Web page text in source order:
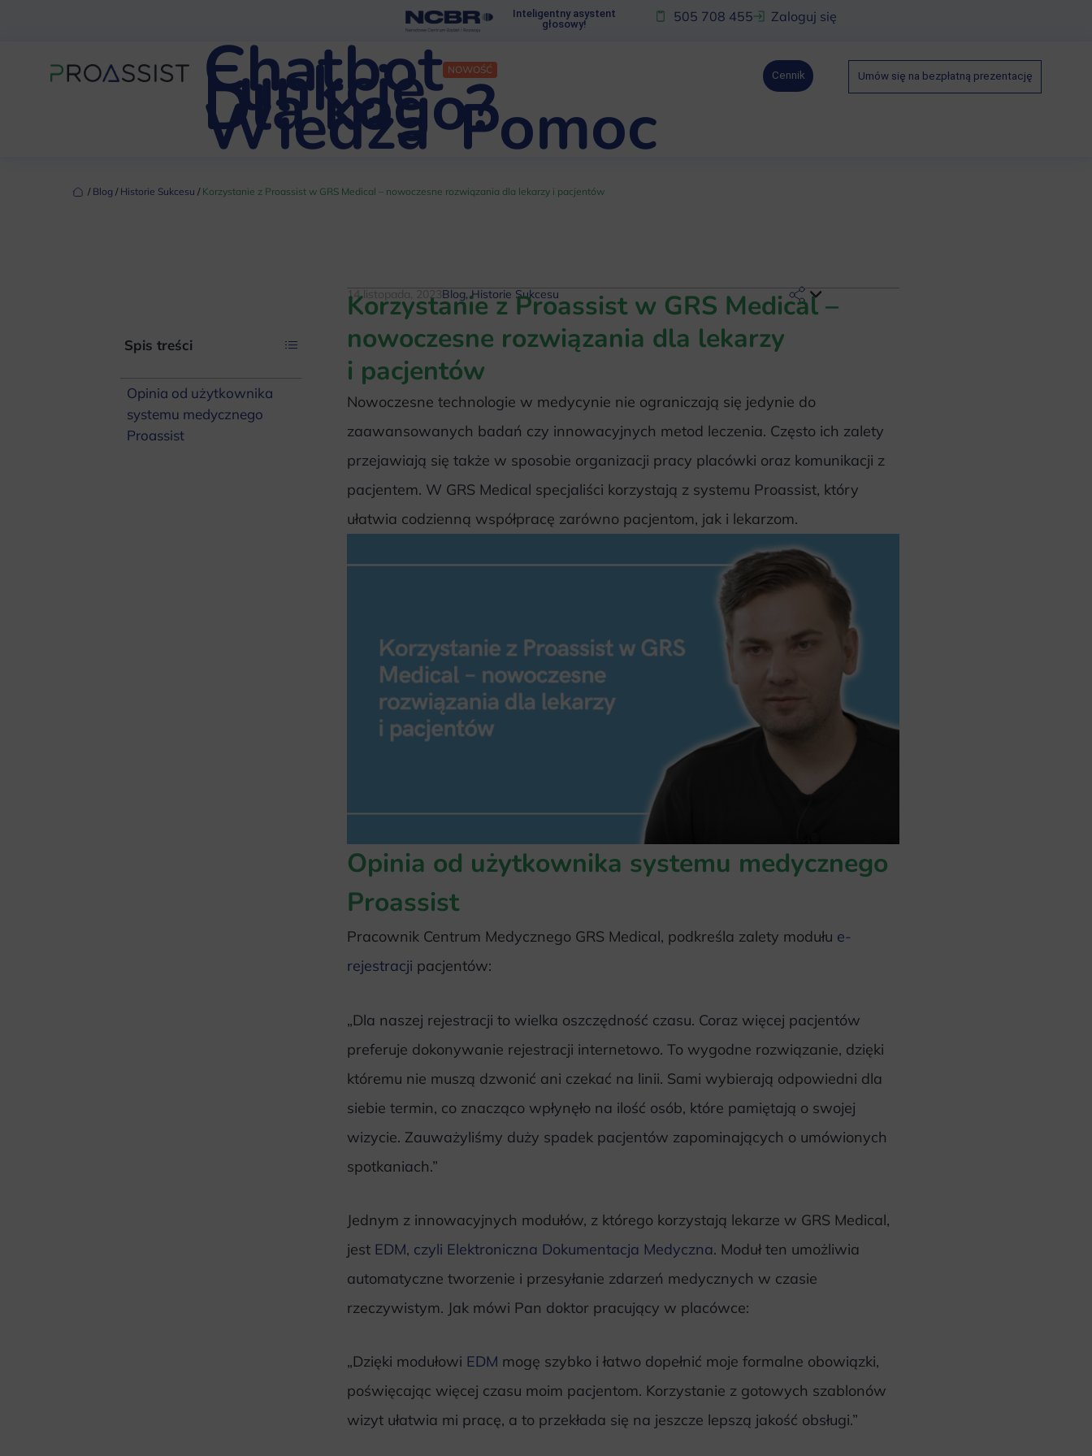
Inteligentny asystent
głosowy!
505 708 455 Zaloguj się
Chatbot NOWOŚĆ
Funkcje
Dla kogo?
Wiedza Pomoc
Cennik Umów się na bezpłatną prezentację
‏‏‎ ‎/‏‏‎ ‎ Blog ‏‏‎ ‎/‏‏‎ ‎ Historie Sukcesu ‏‏‎ ‎/‏‏‎ ‎ Korzystanie z Proassist w GRS Medical – nowoczesne rozwiązania dla lekarzy i pacjentów
Spis treści
Opinia od użytkownika
systemu medycznego
Proassist
14 listopada, 2023 Blog,Historie Sukcesu
Korzystanie z Proassist w GRS Medical –
nowoczesne rozwiązania dla lekarzy
i pacjentów
Nowoczesne technologie w medycynie nie ograniczają się jedynie do
zaawansowanych badań czy innowacyjnych metod leczenia. Często ich zalety
przejawiają się także w sposobie organizacji pracy placówki oraz komunikacji z
pacjentem. W GRS Medical specjaliści korzystają z systemu Proassist, który
ułatwia codzienną współpracę zarówno pacjentom, jak i lekarzom.
Opinia od użytkownika systemu medycznego
Proassist
Pracownik Centrum Medycznego GRS Medical, podkreśla zalety modułu e-
rejestracji pacjentów:
„Dla naszej rejestracji to wielka oszczędność czasu. Coraz więcej pacjentów
preferuje dokonywanie rejestracji internetowo. To wygodne rozwiązanie, dzięki
któremu nie muszą dzwonić ani czekać na linii. Sami wybierają odpowiedni dla
siebie termin, co znacząco wpłynęło na ilość osób, które pamiętają o swojej
wizycie. Zauważyliśmy duży spadek pacjentów zapominających o umówionych
spotkaniach.”
Jednym z innowacyjnych modułów, z którego korzystają lekarze w GRS Medical,
jest EDM, czyli Elektroniczna Dokumentacja Medyczna. Moduł ten umożliwia
automatyczne tworzenie i przesyłanie zdarzeń medycznych w czasie
rzeczywistym. Jak mówi Pan doktor pracujący w placówce:
„Dzięki modułowi EDM mogę szybko i łatwo dopełnić moje formalne obowiązki,
poświęcając więcej czasu moim pacjentom. Korzystanie z gotowych szablonów
wizyt ułatwia mi pracę, a to przekłada się na jeszcze lepszą jakość obsługi.”